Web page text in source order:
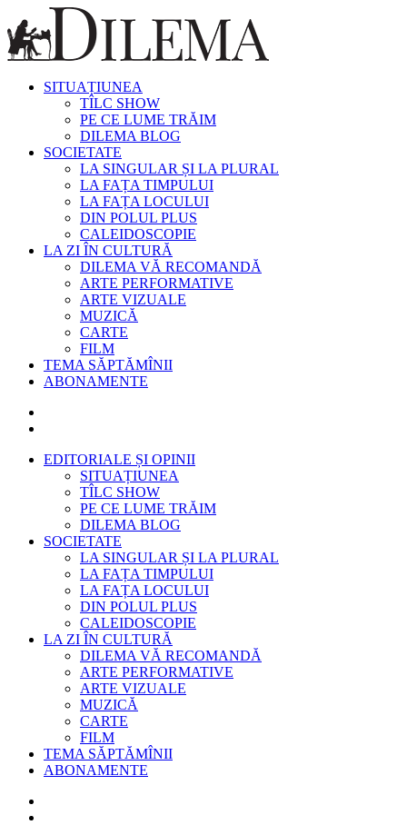
SITUAȚIUNEA
TÎLC SHOW
PE CE LUME TRĂIM
DILEMA BLOG
SOCIETATE
LA SINGULAR ȘI LA PLURAL
LA FAȚA TIMPULUI
LA FAȚA LOCULUI
DIN POLUL PLUS
CALEIDOSCOPIE
LA ZI ÎN CULTURĂ
DILEMA VĂ RECOMANDĂ
ARTE PERFORMATIVE
ARTE VIZUALE
MUZICĂ
CARTE
FILM
TEMA SĂPTĂMÎNII
ABONAMENTE
EDITORIALE ȘI OPINII
SITUAȚIUNEA
TÎLC SHOW
PE CE LUME TRĂIM
DILEMA BLOG
SOCIETATE
LA SINGULAR ȘI LA PLURAL
LA FAȚA TIMPULUI
LA FAȚA LOCULUI
DIN POLUL PLUS
CALEIDOSCOPIE
LA ZI ÎN CULTURĂ
DILEMA VĂ RECOMANDĂ
ARTE PERFORMATIVE
ARTE VIZUALE
MUZICĂ
CARTE
FILM
TEMA SĂPTĂMÎNII
ABONAMENTE